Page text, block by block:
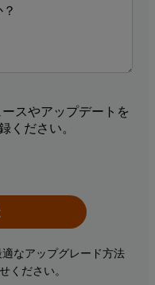
スやアップデートを
ください。
なアップグレード方法
ください。